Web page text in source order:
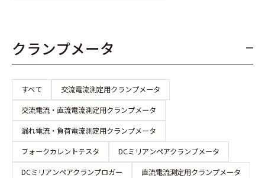
クランプメータ
すべて
交流電流測定用クランプメータ
交流電流・直流電流測定用クランプメータ
漏れ電流・負荷電流測定用クランプメータ
フォークカレントテスタ
DCミリアンペアクランプメータ
DCミリアンペアクランプロガー
直流電流測定用クランプメータ